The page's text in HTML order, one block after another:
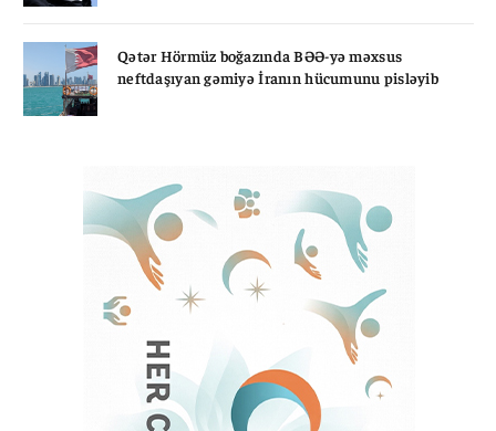
Qətər Hörmüz boğazında BƏƏ-yə məxsus
neftdaşıyan gəmiyə İranın hücumunu pisləyib